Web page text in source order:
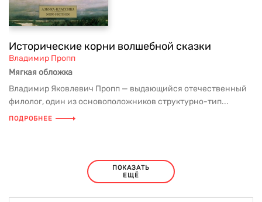
Исторические корни волшебной сказки
Владимир Пропп
Мягкая обложка
Владимир Яковлевич Пропп — выдающийся отечественный
филолог, один из основоположников структурно-тип...
ПОДРОБНЕЕ
ПОКАЗАТЬ
ЕЩЁ